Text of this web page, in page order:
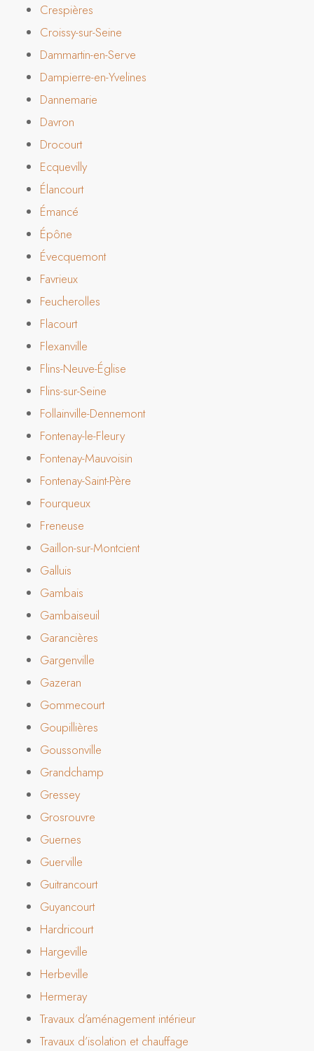
Crespières
Croissy-sur-Seine
Dammartin-en-Serve
Dampierre-en-Yvelines
Dannemarie
Davron
Drocourt
Ecquevilly
Élancourt
Émancé
Épône
Évecquemont
Favrieux
Feucherolles
Flacourt
Flexanville
Flins-Neuve-Église
Flins-sur-Seine
Follainville-Dennemont
Fontenay-le-Fleury
Fontenay-Mauvoisin
Fontenay-Saint-Père
Fourqueux
Freneuse
Gaillon-sur-Montcient
Galluis
Gambais
Gambaiseuil
Garancières
Gargenville
Gazeran
Gommecourt
Goupillières
Goussonville
Grandchamp
Gressey
Grosrouvre
Guernes
Guerville
Guitrancourt
Guyancourt
Hardricourt
Hargeville
Herbeville
Hermeray
Travaux d’aménagement intérieur
Travaux d’isolation et chauffage